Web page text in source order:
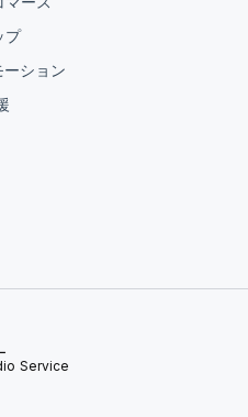
プ
ション
Service